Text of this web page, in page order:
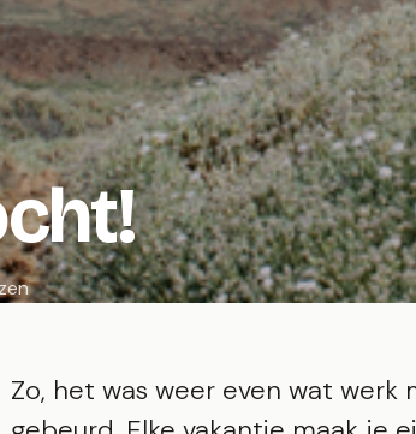
Zo, het was weer even wat werk